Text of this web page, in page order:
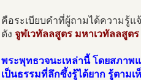
คือระเบียบคำที่ผู้ถามได้ความรู้
ดัง จูฬเวทัลลสูตร มหาเวทัลลสู
พระพุทธวจนะเหล่านี้ โดยสภาพ
เป็นธรรมที่ลึกซึ้งรู้ได้ยาก รู้ตามเ